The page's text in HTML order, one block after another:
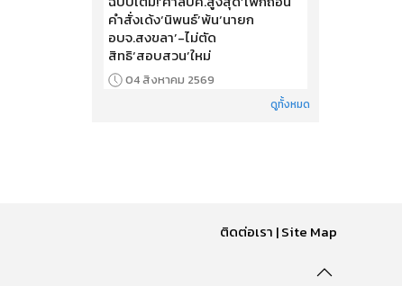
คำสั่งเด้ง‘นิพนธ์’พ้น‘นายก
อบจ.สงขลา’-ไม่ตัด
สิทธิ‘สอบสวน’ใหม่
04 สิงหาคม 2569
ดูทั้งหมด
ติดต่อเรา |Site Map